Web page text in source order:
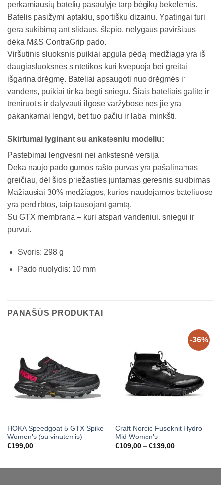
perkamiausių batelių pasaulyje tarp bėgikų bekelėmis.
Batelis pasižymi aptakiu, sportišku dizainu. Ypatingai turi
gera sukibimą ant slidaus, šlapio, nelygaus paviršiaus
dėka M&S ContraGrip pado.
Viršutinis sluoksnis puikiai apgula pėdą, medžiaga yra iš
daugiasluoksnės sintetikos kuri kvepuoja bei greitai
išgarina drėgmę. Bateliai apsaugoti nuo drėgmės ir
vandens, puikiai tinka bėgti sniegu. Šiais bateliais galite ir
treniruotis ir dalyvauti ilgose varžybose nes jie yra
pakankamai lengvi, bet tuo pačiu ir labai minkšti.
Skirtumai lyginant su ankstesniu modeliu:
Pastebimai lengvesni nei ankstesnė versija
Deka naujo pado gumos rašto purvas yra pašalinamas
greičiau, dėl šios priežasties juntamas geresnis sukibimas
Mažiausiai 30% medžiagos, kurios naudojamos bateliuose
yra perdirbtos, taip tausojant gamtą.
Su GTX membrana – kuri atspari vandeniui. sniegui ir
purvui.
Svoris: 298 g
Pado nuolydis: 10 mm
PANAŠŪS PRODUKTAI
HOKA Speedgoat 5 GTX Spike
Women’s (su vinutėmis)
€199,00
-36%
Craft Nordic Fuseknit Hydro
Mid Women’s
€109,00 – €139,00Price